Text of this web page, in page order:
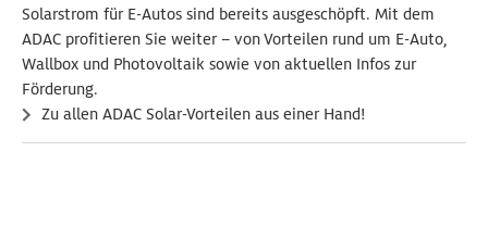
Solarstrom für E-Autos sind bereits ausgeschöpft. Mit dem
ADAC profitieren Sie weiter – von Vorteilen rund um E-Auto,
Wallbox und Photovoltaik sowie von aktuellen Infos zur
Förderung.
Zu allen ADAC Solar-Vorteilen aus einer Hand!